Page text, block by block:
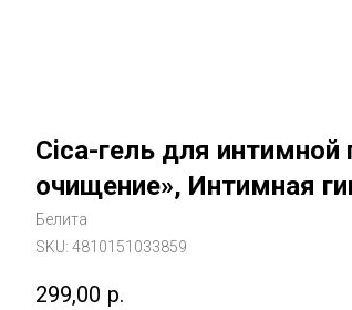
Cica-гель для
очищение», Интимная
Белита
SKU: 4810151033859
299,00 р.